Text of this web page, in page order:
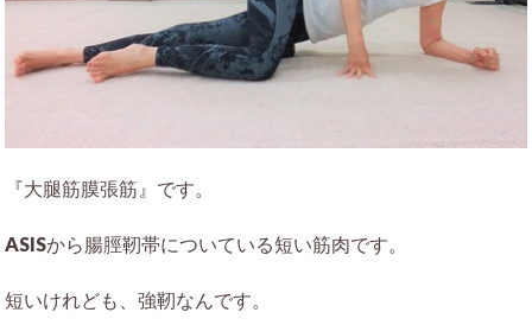
『大腿筋膜張筋』です。
ASISから腸脛靭帯についている短い筋肉です。
短いけれども、強靭なんです。